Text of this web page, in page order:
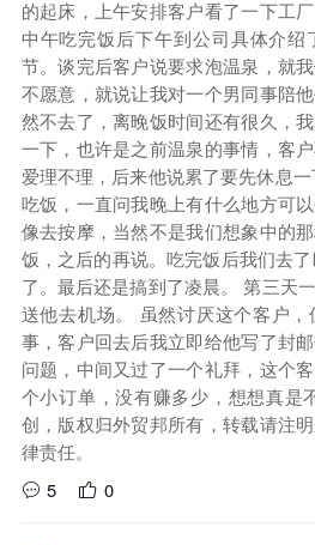
的起床，上午安排客户看了一下工
中午吃完饭后下午到公司具体介绍
节。谈完后客户说要求泡温泉，就
不愿意，就说让我对一个男同事陪
然不去了，离晚饭时间还有很久，
一下，也许是之前温泉的事情，客
爱理不理，后来他说累了要先休息
吃饭，一直问我晚上有什么地方可
像去按摩，当然不是我们想象中的
饭，之后的再说。吃完饭后我们去
了。最后还是搞到了凌晨。 第三天
送他去机场。 虽然讨厌这个客户
事，客户回去后我立即给他写了封
问题，中间又过了一个礼拜，这个
个小订单，没有赚多少，想想真是
创，版权归外贸邦所有，转载请注
律责任。
5
0